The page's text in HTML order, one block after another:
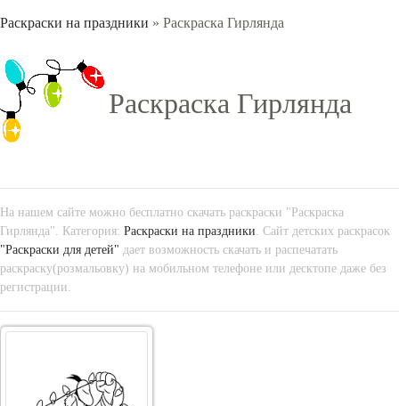
Раскраски на праздники » Раскраска Гирлянда
Раскраска Гирлянда
На нашем сайте можно бесплатно скачать раскраски "Раскраска
Гирлянда". Категория: Раскраски на праздники. Сайт детских раскрасок
"Раскраски для детей" дает возможность скачать и распечатать
раскраску(розмальовку) на мобильном телефоне или десктопе даже без
регистрации.